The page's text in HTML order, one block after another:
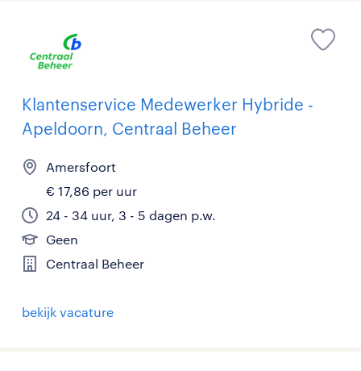
Klantenservice Medewerker Hybride -
Apeldoorn, Centraal Beheer
Amersfoort
€ 17,86 per uur
24 - 34 uur, 3 - 5 dagen p.w.
Geen
Centraal Beheer
bekijk vacature